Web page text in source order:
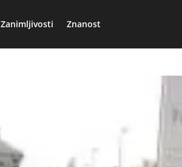
Zanimljivosti Znanost